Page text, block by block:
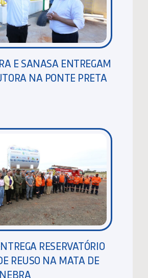
E SANASA ENTREGAM
NA PONTE PRETA
RESERVATÓRIO
REUSO NA MATA DE